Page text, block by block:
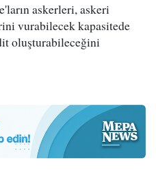
askerleri, askeri
vurabilecek kapasitede
oluşturabileceğini